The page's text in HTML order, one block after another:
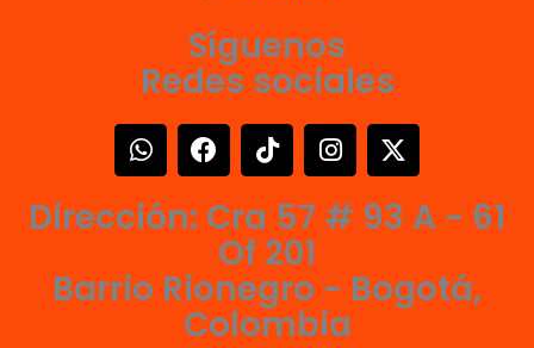
Síguenos
Redes sociales
W
h
t
p
F
a
e
o
k
T
i
o
k
I
n
t
r
a
X
-
w
t
e
Dirección: Cra 57 # 93 A - 61
Of 201
Barrio Rionegro - Bogotá,
Colombia